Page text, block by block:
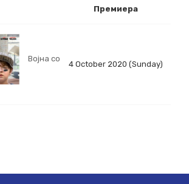
Премиера
Војна со
4 October 2020 (Sunday)